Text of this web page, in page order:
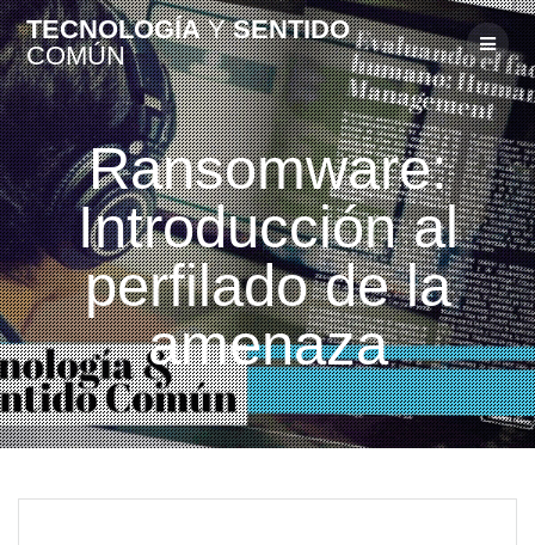
TECNOLOGÍAYSENTIDO
COMÚN
Ransomware:
Introducción al
perfilado de la
amenaza